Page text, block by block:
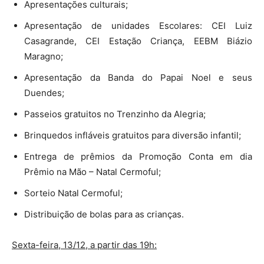
Apresentações culturais;
Apresentação de unidades Escolares: CEI Luiz
Casagrande, CEI Estação Criança, EEBM Biázio
Maragno;
Apresentação da Banda do Papai Noel e seus
Duendes;
Passeios gratuitos no Trenzinho da Alegria;
Brinquedos infláveis gratuitos para diversão infantil;
Entrega de prêmios da Promoção Conta em dia
Prêmio na Mão – Natal Cermoful;
Sorteio Natal Cermoful;
Distribuição de bolas para as crianças.
Sexta-feira, 13/12, a partir das 19h: